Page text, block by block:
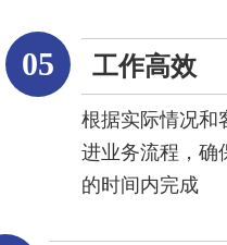
05 工作高效
根据实际情况和
进业务流程，确
的时间内完成